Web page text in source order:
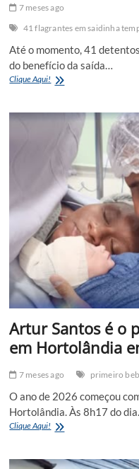
7 meses ago
41 flagrantes em saidinha
Até o momento, 41
do benefício da saída…
Clique Aqui! Saída
em
prisões
flagrante
no
estado
de
São
Paulo
Artur Santos é o
em Hortolândia
7 meses ago primeiro
O ano de 2026 começou
Hortolândia. Às 8h17 do
Clique Aqui! Artur
o